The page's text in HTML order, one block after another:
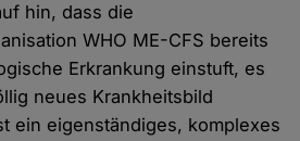
hin, dass die
WHO ME-CFS bereits
Erkrankung einstuft, es
neues Krankheitsbild
ein eigenständiges, komplexes